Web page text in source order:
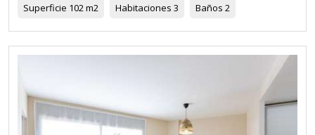
Superficie 102 m2 Habitaciones 3 Baños 2